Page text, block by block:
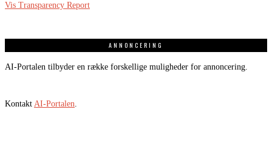
Vis Transparency Report
ANNONCERING
AI-Portalen tilbyder en række forskellige muligheder for annoncering.
Kontakt AI-Portalen.